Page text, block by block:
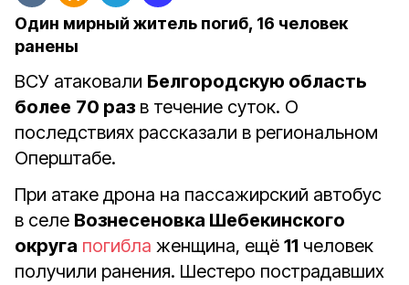
Один мирный житель погиб, 16 человек
ранены
ВСУ атаковали Белгородскую область
более 70 раз в течение суток. О
последствиях рассказали в региональном
Оперштабе.
При атаке дрона на пассажирский автобус
в селе Вознесеновка Шебекинского
округа погибла женщина, ещё 11 человек
получили ранения. Шестеро пострадавших